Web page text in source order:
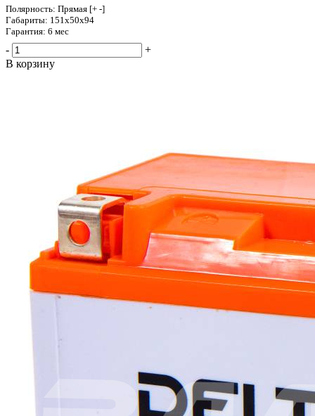
Полярность: Прямая [+ -]
Габариты: 151x50x94
Гарантия: 6 мес
-
+
В корзину